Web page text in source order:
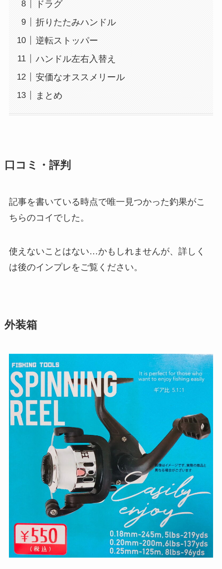
ドラグ
折りたたみハンドル
逆転ストッパー
ハンドル左右入替え
安価なオススメリール
まとめ
口コミ・評判
記事を書いている時点で唯一見つかった釣果がこ
ちらのコイでした。
使えないことはない…かもしれませんが、詳しく
は後のインプレをご覧ください。
外装箱